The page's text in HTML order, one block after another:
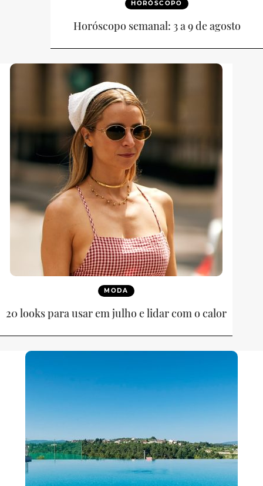
HORÓSCOPO
Horóscopo semanal: 3 a 9 de agosto
MODA
20 looks para usar em julho e lidar com o calor